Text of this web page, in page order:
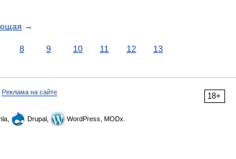
→
8 9 10 11 12 13
18+
Реклама на сайте
Drupal, WordPress, MODx.